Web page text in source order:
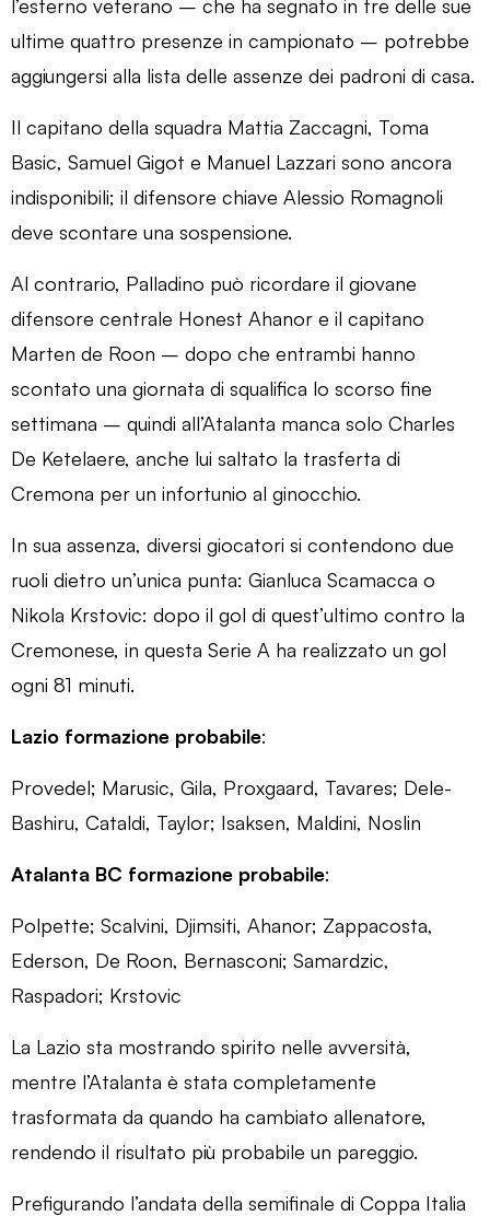
l’esterno veterano – che ha segnato in tre delle sue
ultime quattro presenze in campionato – potrebbe
aggiungersi alla lista delle assenze dei padroni di casa.
Il capitano della squadra Mattia Zaccagni, Toma
Basic, Samuel Gigot e Manuel Lazzari sono ancora
indisponibili; il difensore chiave Alessio Romagnoli
deve scontare una sospensione.
Al contrario, Palladino può ricordare il giovane
difensore centrale Honest Ahanor e il capitano
Marten de Roon – dopo che entrambi hanno
scontato una giornata di squalifica lo scorso fine
settimana – quindi all’Atalanta manca solo Charles
De Ketelaere, anche lui saltato la trasferta di
Cremona per un infortunio al ginocchio.
In sua assenza, diversi giocatori si contendono due
ruoli dietro un’unica punta: Gianluca Scamacca o
Nikola Krstovic: dopo il gol di quest’ultimo contro la
Cremonese, in questa Serie A ha realizzato un gol
ogni 81 minuti.
Lazio formazione probabile:
Provedel; Marusic, Gila, Proxgaard, Tavares; Dele-
Bashiru, Cataldi, Taylor; Isaksen, Maldini, Noslin
Atalanta BC formazione probabile:
Polpette; Scalvini, Djimsiti, Ahanor; Zappacosta,
Ederson, De Roon, Bernasconi; Samardzic,
Raspadori; Krstovic
La Lazio sta mostrando spirito nelle avversità,
mentre l’Atalanta è stata completamente
trasformata da quando ha cambiato allenatore,
rendendo il risultato più probabile un pareggio.
Prefigurando l’andata della semifinale di Coppa Italia